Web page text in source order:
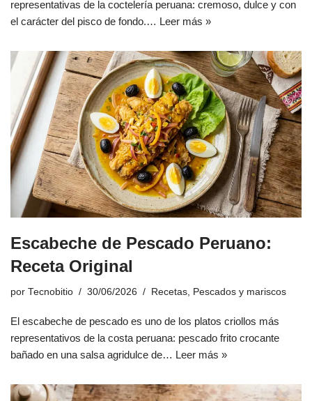
representativas de la coctelería peruana: cremoso, dulce y con
el carácter del pisco de fondo.… Leer más »
Escabeche de Pescado Peruano:
Receta Original
por Tecnobitio 30/06/2026 Recetas Pescados y mariscos
El escabeche de pescado es uno de los platos criollos más
representativos de la costa peruana: pescado frito crocante
bañado en una salsa agridulce de… Leer más »